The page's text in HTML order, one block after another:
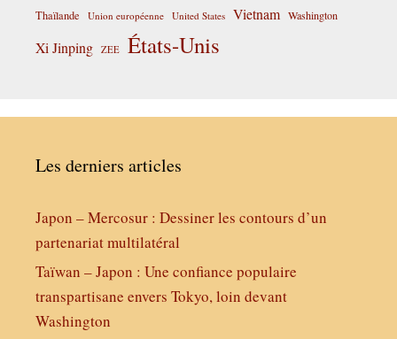
Thaïlande Union européenne United States Vietnam Washington
Xi Jinping ZEE États-Unis
Les derniers articles
Japon – Mercosur : Dessiner les contours d’un
partenariat multilatéral
Taïwan – Japon : Une confiance populaire
transpartisane envers Tokyo, loin devant
Washington